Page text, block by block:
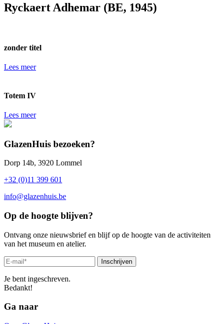
Ryckaert Adhemar (BE, 1945)
zonder titel
Lees meer
Totem IV
Lees meer
GlazenHuis bezoeken?
Dorp 14b, 3920 Lommel
+32 (0)11 399 601
info@glazenhuis.be
Op de hoogte blijven?
Ontvang onze nieuwsbrief en blijf op de hoogte van de activiteiten
van het museum en atelier.
Inschrijven
Je bent ingeschreven.
Bedankt!
Ga naar